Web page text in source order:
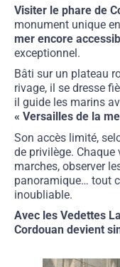
Visiter le phare de
monument unique
mer encore
exceptionnel.
Bâti sur un plateau
rivage, il se dresse
il guide les marins
« Versailles de la
Son accès limité,
de privilège.
marches, observer
panoramique… tout
inoubliable.
Avec les Vedettes
Cordouan devient